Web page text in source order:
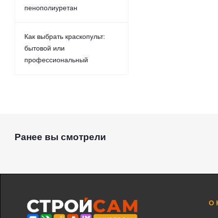
пенополиуретан
Как выбрать краскопульт:
бытовой или
профессиональный
Ранее вы смотрели
О